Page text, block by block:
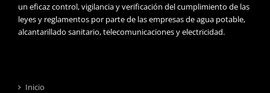
un eficaz control, vigilancia y verificación del cumplimiento de las
leyes y reglamentos por parte de las empresas de agua potable,
alcantarillado sanitario, telecomunicaciones y electricidad.
Inicio